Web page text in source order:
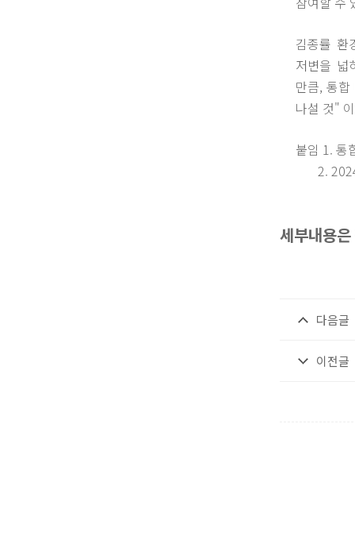
김종률 환
저변을 넓
만큼, 통
나설 것"
붙임 1. 통
2. 2024
세부내용
다음글
이전글